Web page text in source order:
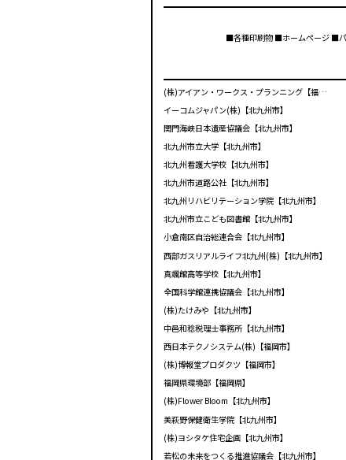
■各種印刷物 ■ホームページ ■
(株)アイアン・ワークス・プランニング【福岡市】
イーコムジャパン(株)【北九州市】
関門海峡日本遺産協議会【北九州市】
北九州市立大学【北九州市】
北九州看護大学校【北九州市】
北九州市道路公社【北九州市】
北九州リハビリテーション学院【北九州市】
北九州市立こども図書館【北九州市】
小倉南区自治総連合会【北九州市】
西部ガスリアルライフ北九州(株)【北九州市】
真颯館高等学校【北九州市】
全国科学館連携協議会【北九州市】
(株)たけみや【北九州市】
中邑和稔税理士事務所【北九州市】
西日本テクノシステム(株)【福岡市】
(株)博報堂プロダクツ【福岡市】
福岡県環境部【福岡県】
(株)Flower Bloom【北九州市】
美萩野保健衛生学院【北九州市】
(株)ヨシタケ住宅企画【北九州市】
若松の未来をつくる推進協議会【北九州市】